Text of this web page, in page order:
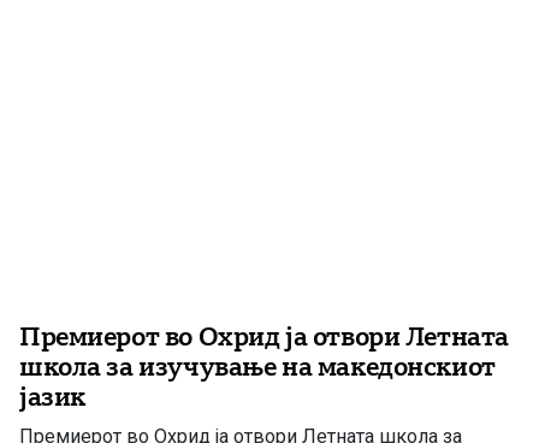
Премиерот во Охрид ја отвори Летната
школа за изучување на македонскиот
јазик
Премиерот во Охрид ја отвори Летната школа за